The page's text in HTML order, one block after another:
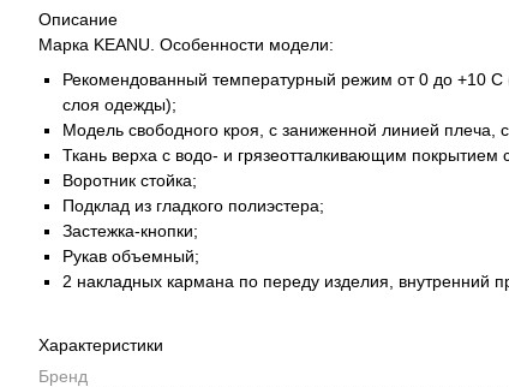
Описание
Марка KEANU. Особенности модели:
Рекомендованный температурный режим от 0 до +10 С
слоя одежды);
Модель свободного кроя, с заниженной линией плеча,
Ткань верха с водо- и грязеотталкивающим покрытием
Воротник стойка;
Подклад из гладкого полиэстера;
Застежка-кнопки;
Рукав объемный;
2 накладных кармана по переду изделия, внутренний
Характеристики
Бренд